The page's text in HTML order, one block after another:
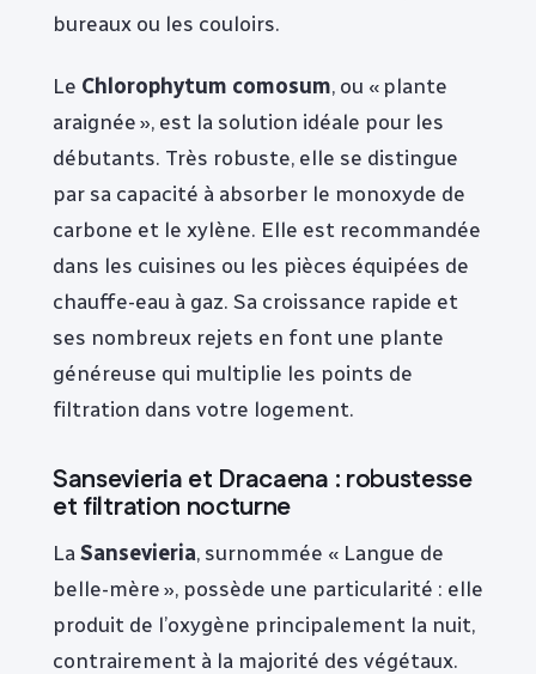
bureaux ou les couloirs.
Le Chlorophytum comosum, ou « plante
araignée », est la solution idéale pour les
débutants. Très robuste, elle se distingue
par sa capacité à absorber le monoxyde de
carbone et le xylène. Elle est recommandée
dans les cuisines ou les pièces équipées de
chauffe-eau à gaz. Sa croissance rapide et
ses nombreux rejets en font une plante
généreuse qui multiplie les points de
filtration dans votre logement.
Sansevieria et Dracaena : robustesse
et filtration nocturne
La Sansevieria, surnommée « Langue de
belle-mère », possède une particularité : elle
produit de l’oxygène principalement la nuit,
contrairement à la majorité des végétaux.